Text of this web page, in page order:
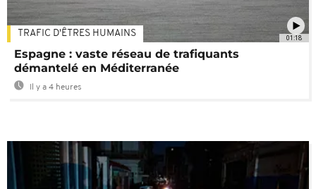
01:18
TRAFIC D'ÊTRES HUMAINS
Espagne : vaste réseau de trafiquants
démantelé en Méditerranée
Il y a 4 heures